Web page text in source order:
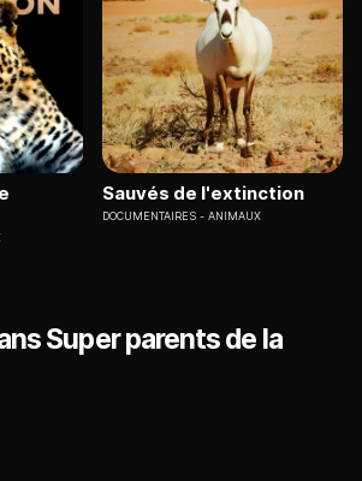
Sauvés de l'extinction
DOCUMENTAIRES ANIMAUX
Super parents de la